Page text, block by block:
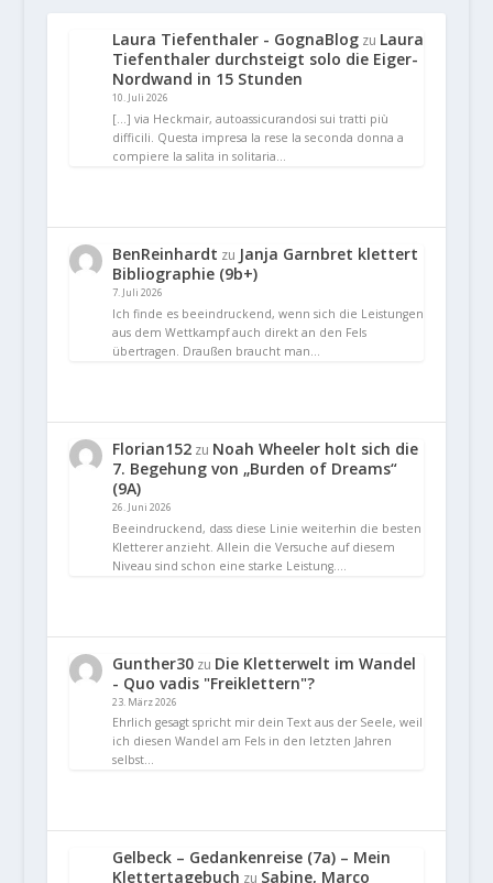
Laura Tiefenthaler - GognaBlogzu Laura
Tiefenthaler durchsteigt solo die Eiger-
Nordwand in 15 Stunden
10. Juli 2026
[…] via Heckmair, autoassicurandosi sui tratti più
difficili. Questa impresa la rese la seconda donna a
compiere la salita in solitaria…
BenReinhardt zu Janja Garnbret klettert
Bibliographie (9b+)
7. Juli 2026
Ich finde es beeindruckend, wenn sich die Leistungen
aus dem Wettkampf auch direkt an den Fels
übertragen. Draußen braucht man…
Florian152zu Noah Wheeler holt sich die
7. Begehung von „Burden of Dreams“
(9A)
26. Juni 2026
Beeindruckend, dass diese Linie weiterhin die besten
Kletterer anzieht. Allein die Versuche auf diesem
Niveau sind schon eine starke Leistung.…
Gunther30zu Die Kletterwelt im Wandel
- Quo vadis "Freiklettern"?
23. März 2026
Ehrlich gesagt spricht mir dein Text aus der Seele, weil
ich diesen Wandel am Fels in den letzten Jahren
selbst…
Gelbeck – Gedankenreise (7a) – Mein
Klettertagebuch zu Sabine, Marco